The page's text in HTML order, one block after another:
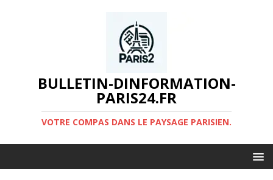
BULLETIN-DINFORMATION-
PARIS24.FR
VOTRE COMPAS DANS LE PAYSAGE PARISIEN.